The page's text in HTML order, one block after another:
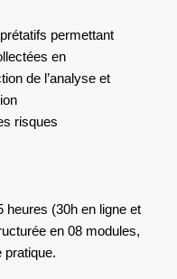
permettant
en
de l’analyse et
risques
heures (30h en ligne et
en 08 modules,
pratique.